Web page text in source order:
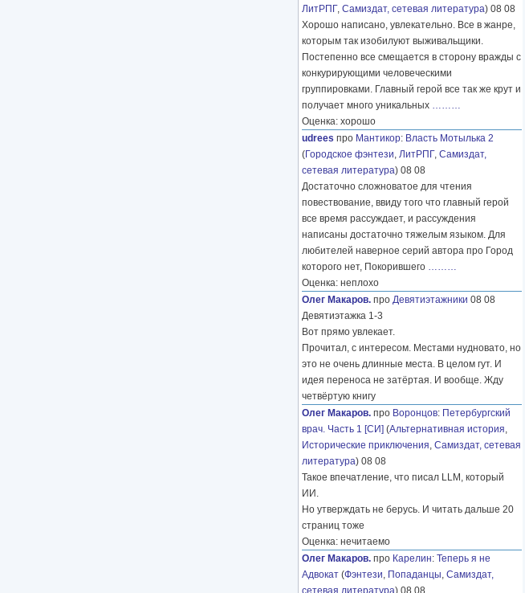
ЛитРПГ, Самиздат, сетевая литература) 08 08
Хорошо написано, увлекательно. Все в жанре,
которым так изобилуют выживальщики.
Постепенно все смещается в сторону вражды с
конкурирующими человеческими
группировками. Главный герой все так же крут и
получает много уникальных ………
Оценка: хорошо
udrees про Мантикор: Власть Мотылька 2
(Городское фэнтези, ЛитРПГ, Самиздат,
сетевая литература) 08 08
Достаточно сложноватое для чтения
повествование, ввиду того что главный герой
все время рассуждает, и рассуждения
написаны достаточно тяжелым языком. Для
любителей наверное серий автора про Город
которого нет, Покорившего ………
Оценка: неплохо
Олег Макаров. про Девятиэтажники 08 08
Девятиэтажка 1-3
Вот прямо увлекает.
Прочитал, с интересом. Местами нудновато, но
это не очень длинные места. В целом гут. И
идея переноса не затёртая. И вообще. Жду
четвёртую книгу
Олег Макаров. про Воронцов: Петербургский
врач. Часть 1 [СИ] (Альтернативная история,
Исторические приключения, Самиздат, сетевая
литература) 08 08
Такое впечатление, что писал LLM, который
ИИ.
Но утверждать не берусь. И читать дальше 20
страниц тоже
Оценка: нечитаемо
Олег Макаров. про Карелин: Теперь я не
Адвокат (Фэнтези, Попаданцы, Самиздат,